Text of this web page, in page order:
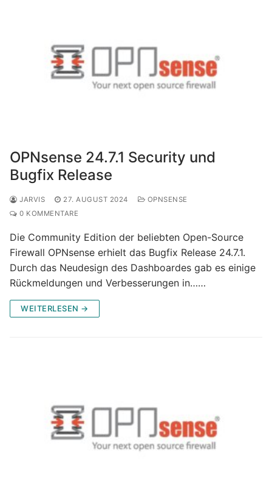
OPNsense 24.7.1 Security und
Bugfix Release
JARVIS 27. AUGUST 2024
OPNSENSE
0 KOMMENTARE
Die Community Edition der beliebten Open-Source
Firewall OPNsense erhielt das Bugfix Release 24.7.1.
Durch das Neudesign des Dashboardes gab es einige
Rückmeldungen und Verbesserungen in……
WEITERLESEN →